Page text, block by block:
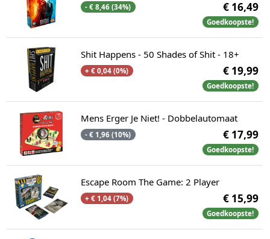
- € 8,46 (34%) € 16,49
Goedkoopste!
Shit Happens - 50 Shades of Shit - 18+
+ € 0,04 (0%) € 19,99
Goedkoopste!
Mens Erger Je Niet! - Dobbelautomaat
- € 1,96 (10%) € 17,99
Goedkoopste!
Escape Room The Game: 2 Player
+ € 1,04 (7%) € 15,99
Goedkoopste!